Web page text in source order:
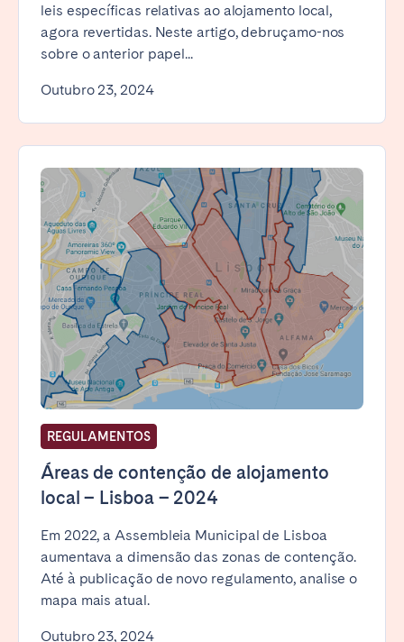
leis específicas relativas ao alojamento local,
agora revertidas. Neste artigo, debruçamo-nos
sobre o anterior papel...
Outubro 23, 2024
REGULAMENTOS
Áreas de contenção de alojamento
local – Lisboa – 2024
Em 2022, a Assembleia Municipal de Lisboa
aumentava a dimensão das zonas de contenção.
Até à publicação de novo regulamento, analise o
mapa mais atual.
Outubro 23, 2024